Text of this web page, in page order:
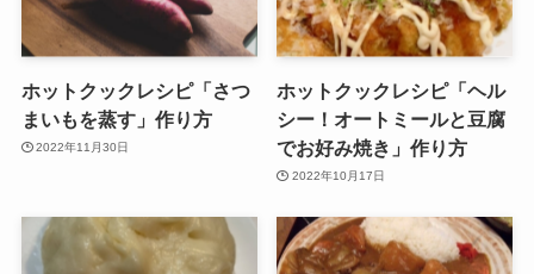
ホットクックレシピ「さつ
まいもを蒸す」作り方
2022年11月30日
ホットクックレシピ「ヘル
シー！オートミールと豆腐
でお好み焼き」作り方
2022年10月17日